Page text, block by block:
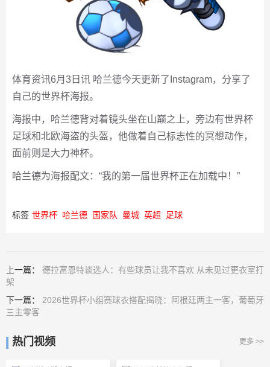
体育资讯6月3日讯 哈兰德今天更新了Instagram，分享了
自己的世界杯海报。
海报中，哈兰德背对着镜头坐在山巅之上，旁边有世界杯
足球和北欧海盗的头盔，他做着自己标志性的冥想动作，
面前则是大力神杯。
哈兰德为海报配文：“我的第一届世界杯正在加载中！”
标签 世界杯 哈兰德 国家队 曼城 英超 足球
上一篇： 德拉富恩特谈选人：有些球员让我不喜欢 从未见过更衣室打
架
下一篇： 2026世界杯小组赛球衣搭配揭晓：阿根廷两主一客，葡萄牙
三主零客
热门视频 更多 >>